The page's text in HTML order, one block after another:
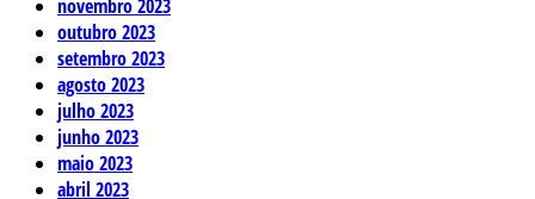
novembro 2023
outubro 2023
setembro 2023
agosto 2023
julho 2023
junho 2023
maio 2023
abril 2023